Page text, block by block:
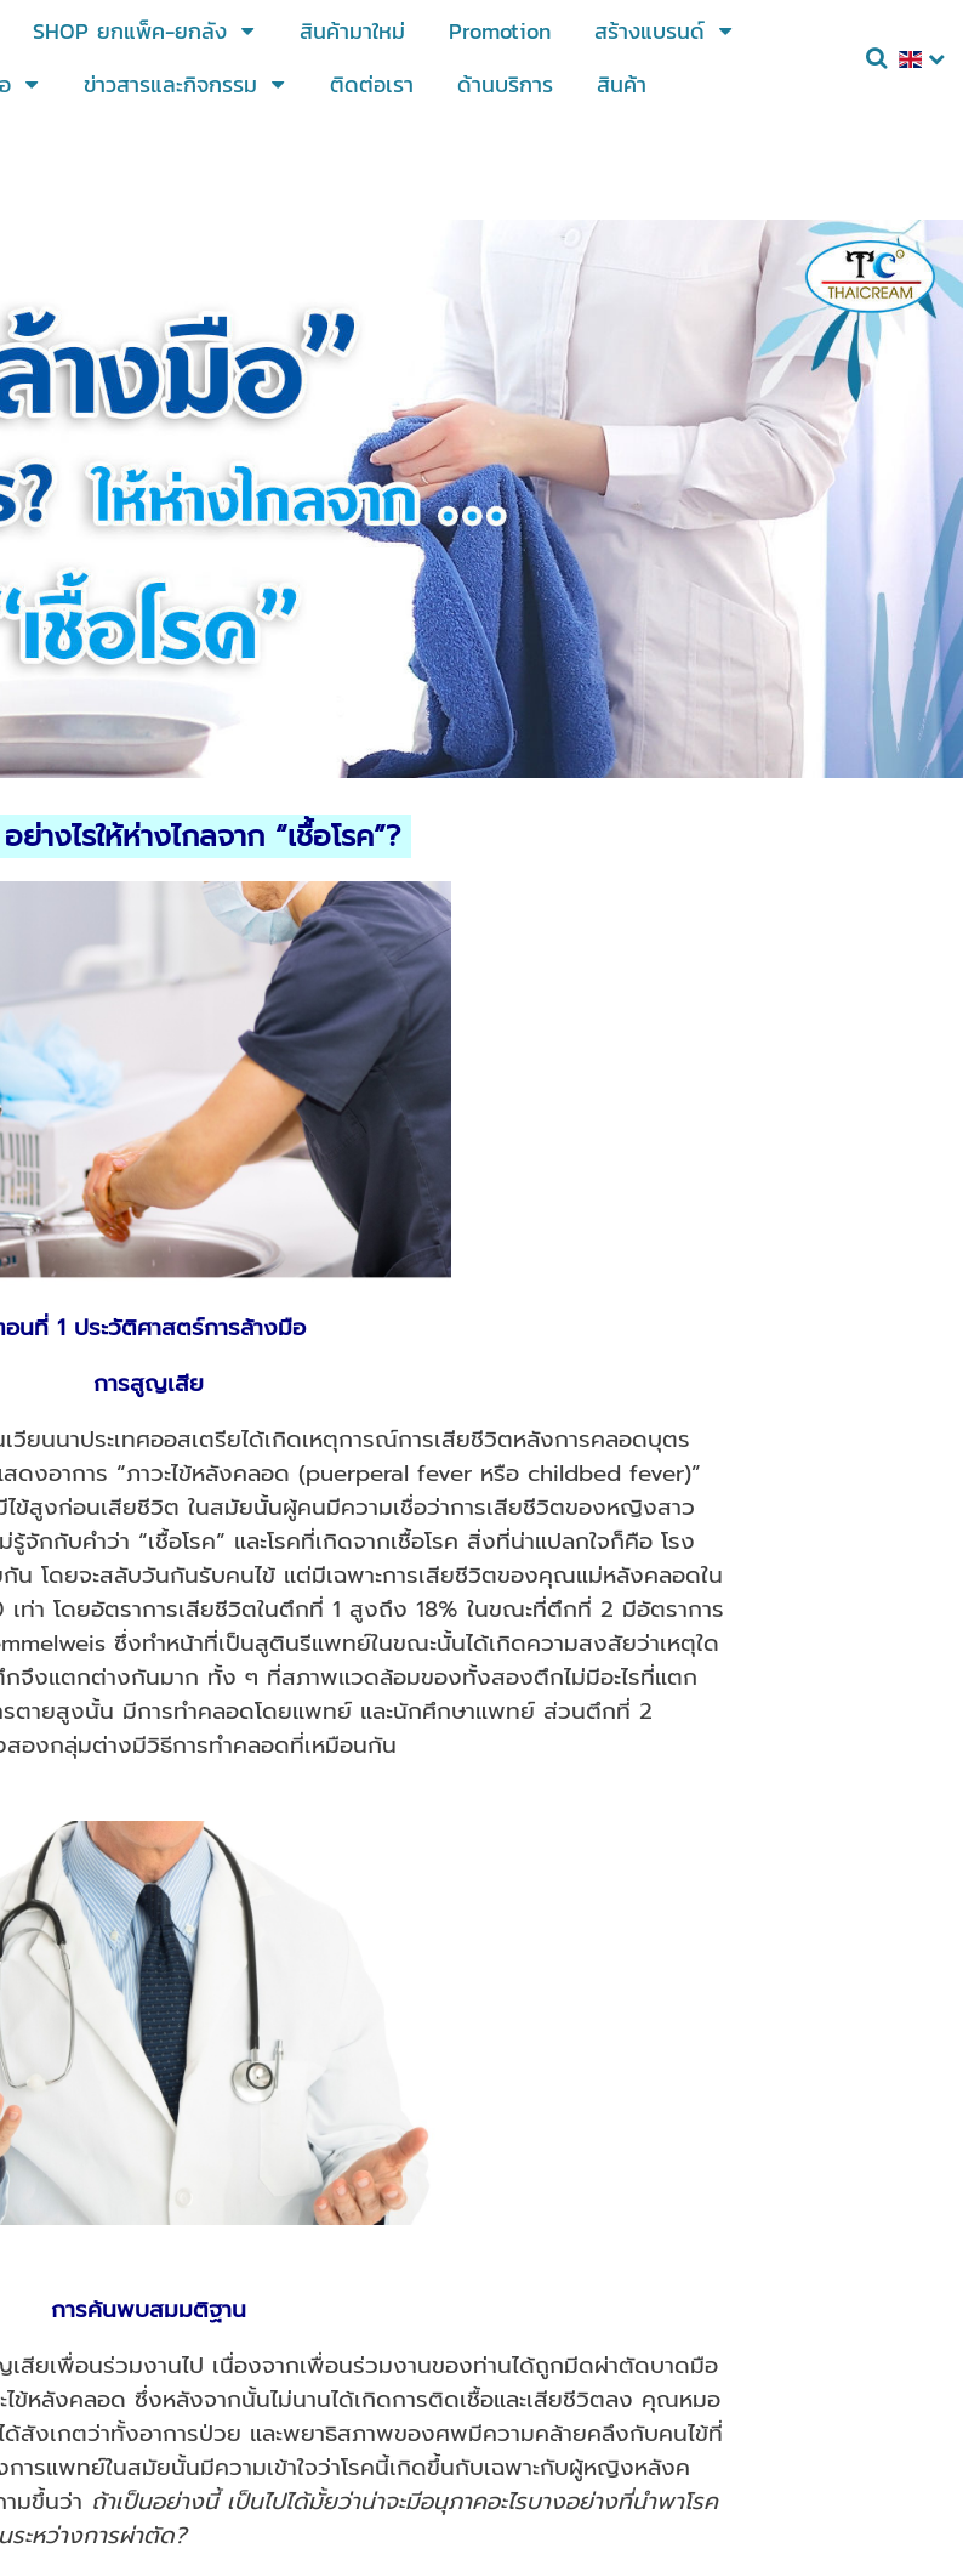
SHOP ยกแพ็ค-ยกลัง สินค้ามาใหม่ Promotion
สร้างแบรนด์
ข่าวสารและกิจกรรม ติดต่อเรา ด้านบริการ สินค้า
อย่างไรให้ห่างไกลจาก “เชื้อโรค”?
นที่ 1 ประวัติศาสตร์การล้างมือ
การสูญเสีย
ยนนาประเทศออสเตรียได้เกิดเหตุการณ์การเสียชีวิตหลังการคลอดบุตร
งอาการ “ภาวะไข้หลังคลอด (puerperal fever หรือ childbed fever)”
ข้สูงก่อนเสียชีวิต ในสมัยนั้นผู้คนมีความเชื่อว่าการเสียชีวิตของหญิงสาว
จักกับคำว่า “เชื้อโรค” และโรคที่เกิดจากเชื้อโรค สิ่งที่น่าแปลกใจก็คือ โรง
โดยจะสลับวันกันรับคนไข้ แต่มีเฉพาะการเสียชีวิตของคุณแม่หลังคลอดใน
ท่า โดยอัตราการเสียชีวิตในตึกที่ 1 สูงถึง 18% ในขณะที่ตึกที่ 2 มีอัตราการ
ซึ่งทำหน้าที่เป็นสูตินรีแพทย์ในขณะนั้นได้เกิดความสงสัยว่าเหตุใด
จึงแตกต่างกันมาก ทั้ง ๆ ที่สภาพแวดล้อมของทั้งสองตึกไม่มีอะไรที่แตก
ตายสูงนั้น มีการทำคลอดโดยแพทย์ และนักศึกษาแพทย์ ส่วนตึกที่ 2
องกลุ่มต่างมีวิธีการทำคลอดที่เหมือนกัน
การค้นพบสมมติฐาน
ยเพื่อนร่วมงานไป เนื่องจากเพื่อนร่วมงานของท่านได้ถูกมีดผ่าตัดบาดมือ
ข้หลังคลอด ซึ่งหลังจากนั้นไม่นานได้เกิดการติดเชื้อและเสียชีวิตลง คุณหมอ
สังเกตว่าทั้งอาการป่วย และพยาธิสภาพของศพมีความคล้ายคลึงกับคนไข้ที่
ารแพทย์ในสมัยนั้นมีความเข้าใจว่าโรคนี้เกิดขึ้นกับเฉพาะกับผู้หญิงหลังค
มขึ้นว่า ถ้าเป็นอย่างนี้ เป็นไปได้มั้ยว่าน่าจะมีอนุภาคอะไรบางอย่างที่นำพาโรค
ะหว่างการผ่าตัด?